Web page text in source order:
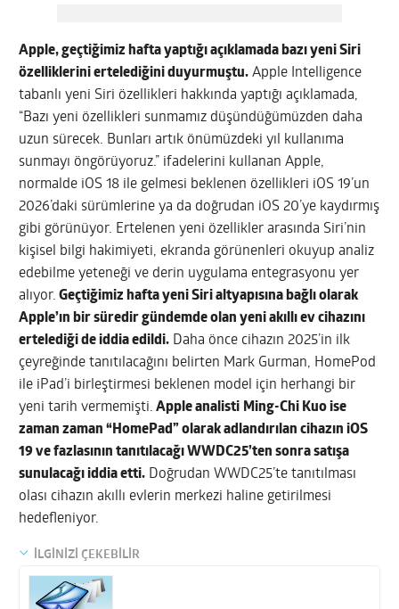
Apple, geçtiğimiz hafta yaptığı açıklamada bazı yeni Siri
özelliklerini ertelediğini duyurmuştu. Apple Intelligence
tabanlı yeni Siri özellikleri hakkında yaptığı açıklamada,
“Bazı yeni özellikleri sunmamız düşündüğümüzden daha
uzun sürecek. Bunları artık önümüzdeki yıl kullanıma
sunmayı öngörüyoruz.” ifadelerini kullanan Apple,
normalde iOS 18 ile gelmesi beklenen özellikleri iOS 19’un
2026’daki sürümlerine ya da doğrudan iOS 20’ye kaydırmış
gibi görünüyor. Ertelenen yeni özellikler arasında Siri’nin
kişisel bilgi hakimiyeti, ekranda görünenleri okuyup analiz
edebilme yeteneği ve derin uygulama entegrasyonu yer
alıyor. Geçtiğimiz hafta yeni Siri altyapısına bağlı olarak
Apple’ın bir süredir gündemde olan yeni akıllı ev cihazını
ertelediği de iddia edildi. Daha önce cihazın 2025’in ilk
çeyreğinde tanıtılacağını belirten Mark Gurman, HomePod
ile iPad’i birleştirmesi beklenen model için herhangi bir
yeni tarih vermemişti. Apple analisti Ming-Chi Kuo ise
zaman zaman “HomePad” olarak adlandırılan cihazın iOS
19 ve fazlasının tanıtılacağı WWDC25’ten sonra satışa
sunulacağı iddia etti. Doğrudan WWDC25’te tanıtılması
olası cihazın akıllı evlerin merkezi haline getirilmesi
hedefleniyor.
İLGİNİZİ ÇEKEBİLİR